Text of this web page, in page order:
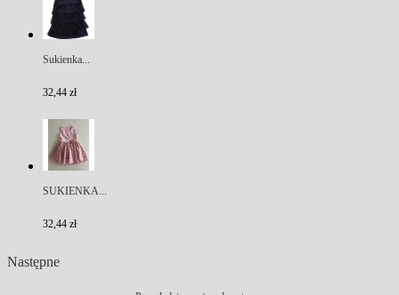
Sukienka...
32,44 zł
SUKIENKA...
32,44 zł
Następne